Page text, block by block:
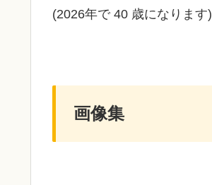
(2026年で 40 歳になります)
画像集